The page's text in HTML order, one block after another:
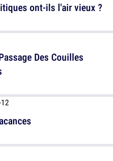
Des Couilles
ont-ils l'air vieux ?